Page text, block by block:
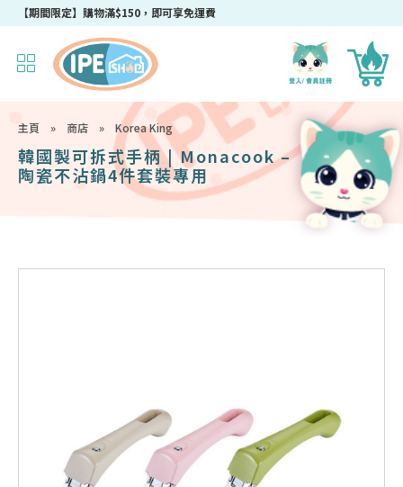
【期間限定】購物滿$150，即可享免運費
主頁 » 商店 » Korea King
韓國製可拆式手柄 | Monacook –
陶瓷不沾鍋4件套裝專用